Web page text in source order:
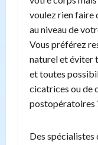
voulez rien faire
au niveau de
Vous préférez
naturel et éviter
et toutes
cicatrices ou de
postopératoires
Des spécialistes